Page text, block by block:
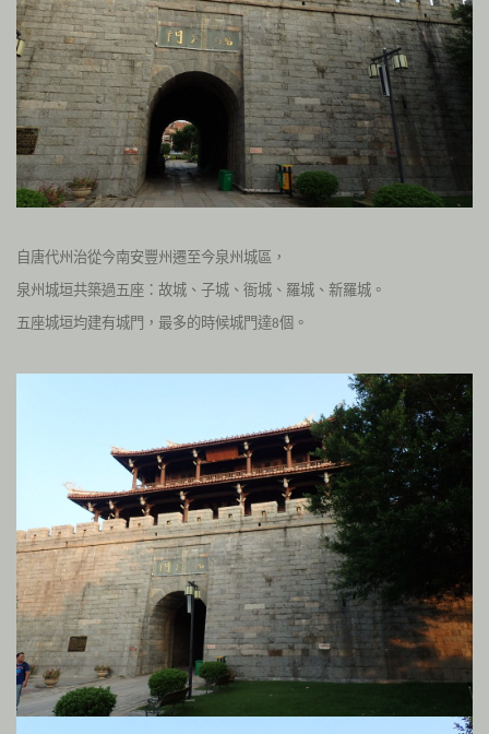
自唐代州治從今南安豐州遷至今泉州城區，
泉州城垣共築過五座：故城、子城、衙城、羅城、新羅城。
五座城垣均建有城門，最多的時候城門達8個。